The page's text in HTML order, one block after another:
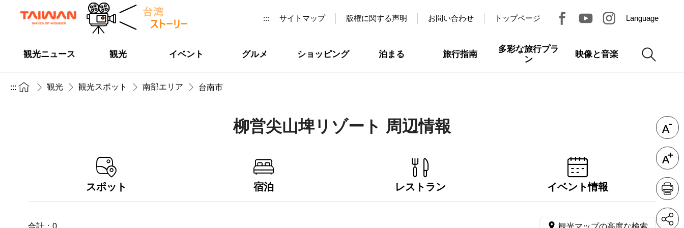
::: サイトマップ 版権に関する声明 お問い合わせ トップページ Language
観光ニュース 観光 イベント グルメ ショッピング 泊まる 旅行指南
多彩な旅行プラ
ン
映像と音楽
::: 観光 観光スポット 南部エリア 台南市
柳営尖山埤リゾート 周辺情報
スポット 宿泊 レストラン イベント情報
合計： 0 観光マップの高度な検索